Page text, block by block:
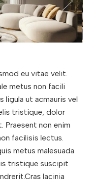
eu vitae velit.
metus non facili
ligula ut acmauris vel
tristique, dolor
Praesent non enim
facilisis lectus.
metus malesuada
tristique suscipit
lacinia